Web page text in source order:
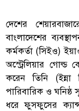
দেশের
বাংলাদেশের
কর্মকর্তা (সিইও)
অস্ট্রেলিয়ার
করেন তিনি (ইন্না
পারিবারিক ও ঘনিষ্ঠ
ধরে ফুসফুসের